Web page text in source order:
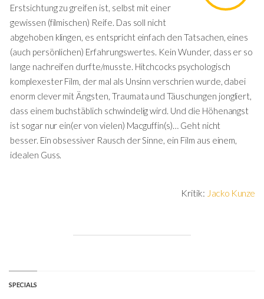
Erstsichtung zu greifen ist, selbst mit einer
gewissen (filmischen) Reife. Das soll nicht
abgehoben klingen, es entspricht einfach den Tatsachen, eines
(auch persönlichen) Erfahrungswertes. Kein Wunder, dass er so
lange nachreifen durfte/musste. Hitchcocks psychologisch
komplexester Film, der mal als Unsinn verschrien wurde, dabei
enorm clever mit Ängsten, Traumata und Täuschungen jongliert,
dass einem buchstäblich schwindelig wird. Und die Höhenangst
ist sogar nur ein(er von vielen) Macguffin(s)… Geht nicht
besser. Ein obsessiver Rausch der Sinne, ein Film aus einem,
idealen Guss.
Kritik: Jacko Kunze
SPECIALS